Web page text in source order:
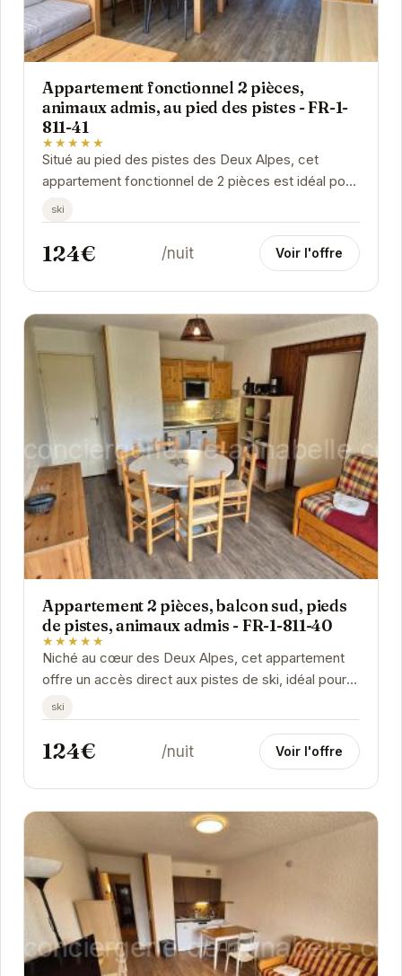
Appartement fonctionnel 2 pièces,
animaux admis, au pied des pistes - FR-1-
811-41
★★★★★
Situé au pied des pistes des Deux Alpes, cet
appartement fonctionnel de 2 pièces est idéal pour
un séjour au ski réussi. Pouvant accueillir...
ski
124€ /nuit Voir l'offre
Appartement 2 pièces, balcon sud, pieds
de pistes, animaux admis - FR-1-811-40
★★★★★
Niché au cœur des Deux Alpes, cet appartement
offre un accès direct aux pistes de ski, idéal pour
les passionnés de glisse. Le balcon exposé...
ski
124€ /nuit Voir l'offre